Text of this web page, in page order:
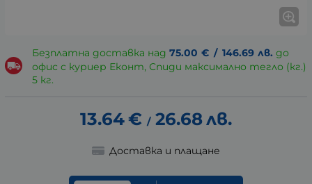
Безплатна доставка над 75.00 € / 146.69 лв. до
офис с куриер Еконт, Спиди максимално тегло (кг.)
5 кг.
13.64€ / 26.68лв.
Доставка и плащане